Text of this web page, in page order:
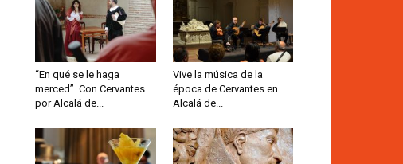
“En qué se le haga
merced”. Con Cervantes
por Alcalá de...
Vive la música de la
época de Cervantes en
Alcalá de...